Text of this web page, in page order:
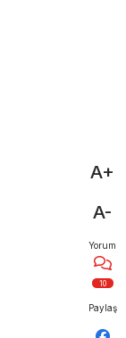
A+
A-
Yorum
10
Paylaş